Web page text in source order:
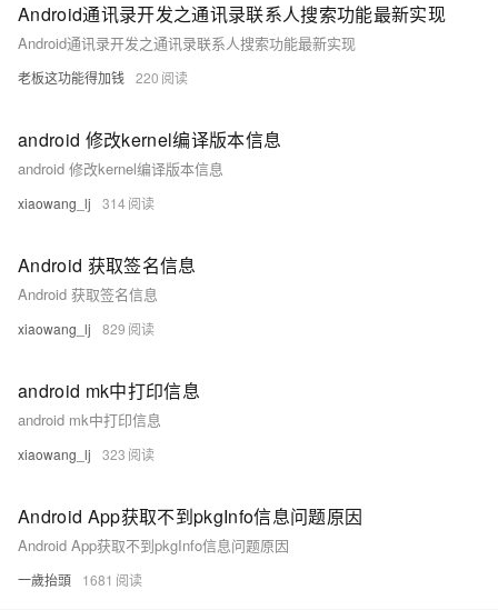
Android通讯录开发之通讯录联系人搜索功能最新实现
Android通讯录开发之通讯录联系人搜索功能最新实现
老板这功能得加钱 220
android 修改kernel编译版本信息
android 修改kernel编译版本信息
xiaowang_lj 314
Android 获取签名信息
Android 获取签名信息
xiaowang_lj 829
android mk中打印信息
android mk中打印信息
xiaowang_lj 323
Android App获取不到pkgInfo信息问题原因
Android App获取不到pkgInfo信息问题原因
一歲抬頭 1681